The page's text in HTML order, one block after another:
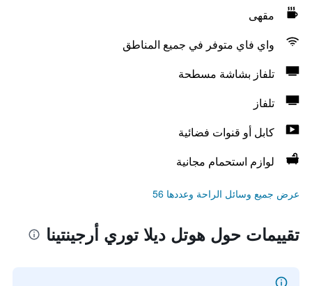
مقهى
واي فاي متوفر في جميع المناطق
تلفاز بشاشة مسطحة
تلفاز
كابل أو قنوات فضائية
لوازم استحمام مجانية
عرض جميع وسائل الراحة وعددها 56
تقييمات حول هوتل ديلا توري أرجينتينا